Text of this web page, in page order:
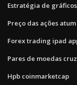
Estratégia de
Preço das ações
Forex trading ipad
Pares de moedas
Hpb coinmarketcap